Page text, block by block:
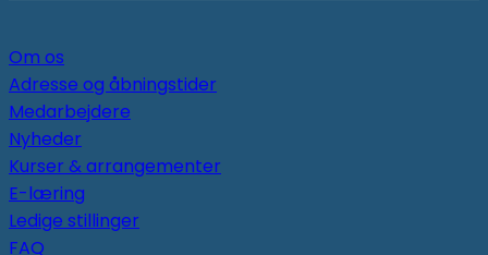
Om os
Adresse og åbningstider
Medarbejdere
Nyheder
Kurser & arrangementer
E-læring
Ledige stillinger
FAQ